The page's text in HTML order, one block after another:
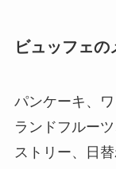
ビュッフェの
パンケーキ、
ランドフルー
ストリー、日